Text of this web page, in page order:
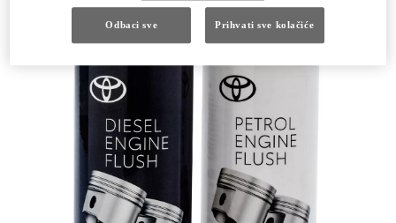
Odbaci sve Prihvati sve kolačiće